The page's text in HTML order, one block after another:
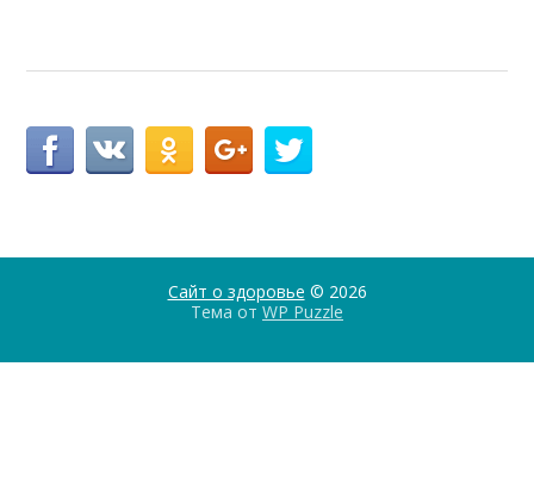
Сайт о здоровье © 2026
Тема от WP Puzzle